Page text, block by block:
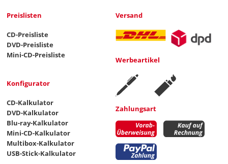
Preislisten
CD-Preisliste
DVD-Preisliste
Mini-CD-Preisliste
Konfigurator
CD-Kalkulator
DVD-Kalkulator
Blu-ray-Kalkulator
Mini-CD-Kalkulator
Multibox-Kalkulator
USB-Stick-Kalkulator
Versand
Werbeartikel
Zahlungsart